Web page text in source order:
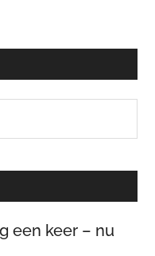
een keer – nu